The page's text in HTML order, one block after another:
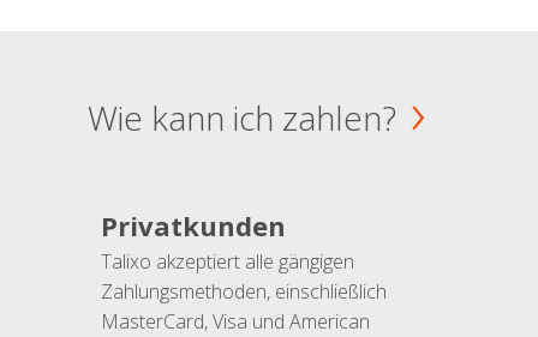
Wie kann ich zahlen?
Privatkunden
Talixo akzeptiert alle gängigen
Zahlungsmethoden, einschließlich
MasterCard, Visa und American